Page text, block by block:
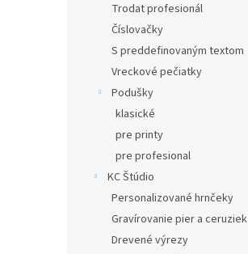
Trodat profesionál
Číslovačky
S preddefinovaným textom
Vreckové pečiatky
Podušky
klasické
pre printy
pre profesional
KC Štúdio
Personalizované hrnčeky
Gravírovanie pier a ceruziek
Drevené výrezy